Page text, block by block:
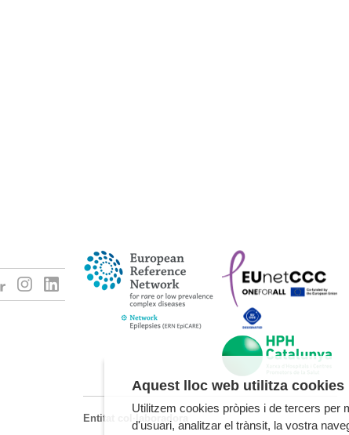
Entitat col·laboradora
Aquest lloc web utilitza cookies
Utilitzem cookies pròpies i de tercers per
d'usuari, analitzar el trànsit, la vostra